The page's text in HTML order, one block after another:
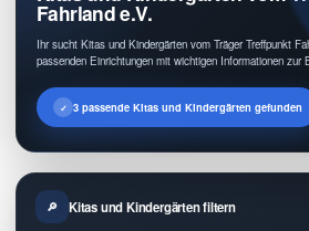
Fahrland e.V.
Ihr sucht Kitas und Kindergärten vom Träger Treffpunkt
passenden Einrichtungen mit wichtigen Informationen zur
3 passende Kitas und Kindergärten gefunden
Kitas und Kindergärten filtern